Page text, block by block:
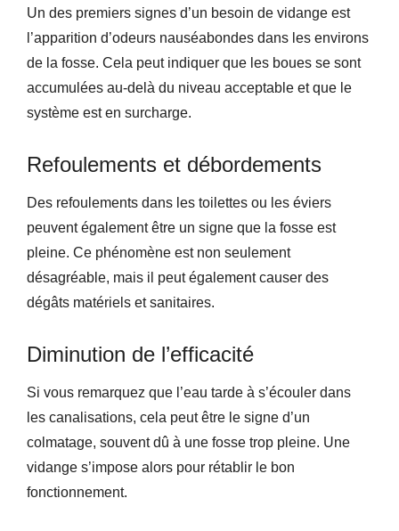
Un des premiers signes d’un besoin de vidange est
l’apparition d’odeurs nauséabondes dans les environs
de la fosse. Cela peut indiquer que les boues se sont
accumulées au-delà du niveau acceptable et que le
système est en surcharge.
Refoulements et débordements
Des refoulements dans les toilettes ou les éviers
peuvent également être un signe que la fosse est
pleine. Ce phénomène est non seulement
désagréable, mais il peut également causer des
dégâts matériels et sanitaires.
Diminution de l’efficacité
Si vous remarquez que l’eau tarde à s’écouler dans
les canalisations, cela peut être le signe d’un
colmatage, souvent dû à une fosse trop pleine. Une
vidange s’impose alors pour rétablir le bon
fonctionnement.